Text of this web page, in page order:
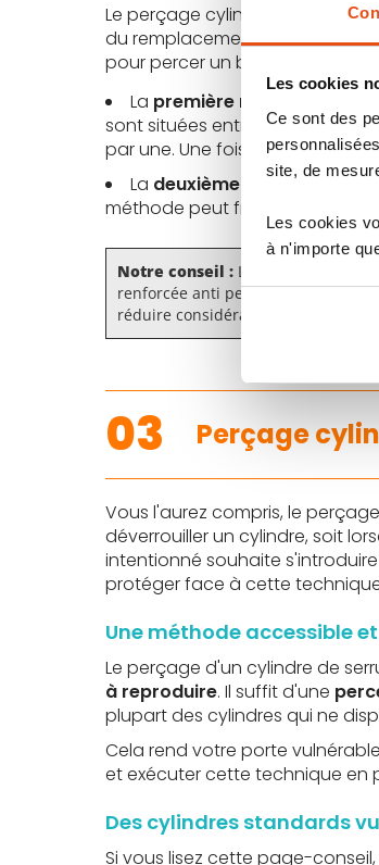
Les cookies
Ce sont des
site, de
Les cookies
à n'importe
Le perçage cylindre serrure est
du remplacement de
pour percer un barillet de porte :
La première méthode
sont situées entre le rotor et la
par une. Une fois les goupilles
La deuxième méthode
méthode peut fragiliser la
Notre conseil : Les cylindres
renforcée anti perçage. En cas de
réduire considérablement le
03 Perçage
Vous l'aurez compris, le
déverrouiller un cylindre, soit
intentionné souhaite
protéger face à cette
Une méthode accessible
Le perçage d'un cylindre de
à reproduire. Il suffit d'une
plupart des cylindres qui ne
Cela rend votre porte
et exécuter cette technique en
Des cylindres standards
Si vous lisez cette page-